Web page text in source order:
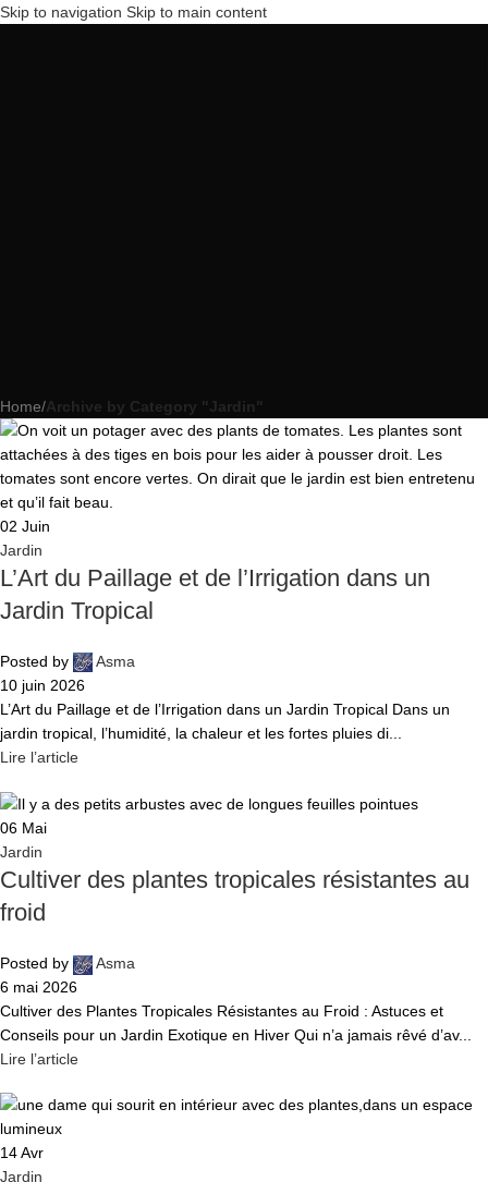
Skip to navigation Skip to main content
Home/Archive by Category "Jardin"
02 Juin
Jardin
L’Art du Paillage et de l’Irrigation dans un
Jardin Tropical
Posted by
Asma
10 juin 2026
L’Art du Paillage et de l’Irrigation dans un Jardin Tropical Dans un
jardin tropical, l’humidité, la chaleur et les fortes pluies di...
Lire l’article
06 Mai
Jardin
Cultiver des plantes tropicales résistantes au
froid
Posted by
Asma
6 mai 2026
Cultiver des Plantes Tropicales Résistantes au Froid : Astuces et
Conseils pour un Jardin Exotique en Hiver Qui n’a jamais rêvé d’av...
Lire l’article
14Avr
Jardin